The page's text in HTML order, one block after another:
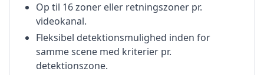
Op til 16 zoner eller retningszoner pr.
videokanal.
Fleksibel detektionsmulighed inden for
samme scene med kriterier pr.
detektionszone.